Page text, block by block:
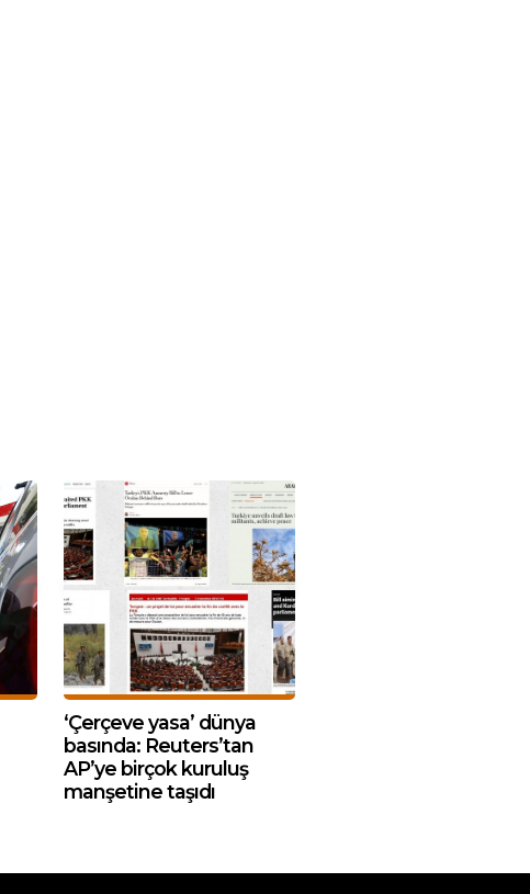
‘Çerçeve yasa’ dünya
basında: Reuters’tan
AP’ye birçok kuruluş
manşetine taşıdı